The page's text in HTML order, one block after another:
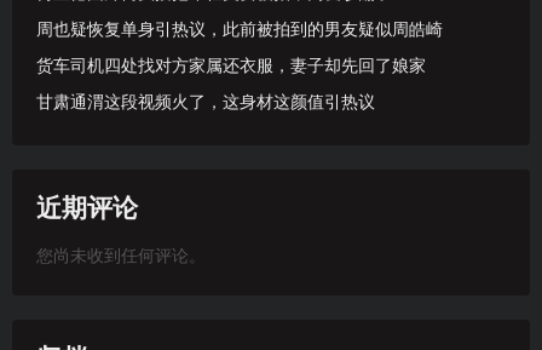
周也疑恢复单身引热议，此前被拍到的男友疑似周皓崎
货车司机四处找对方家属还衣服，妻子却先回了娘家
甘肃通渭这段视频火了，这身材这颜值引热议
近期评论
您尚未收到任何评论。